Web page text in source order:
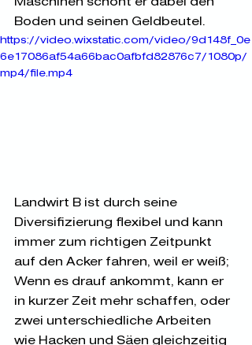
Maschinen schont er dabei den
Boden und seinen Geldbeutel.
https://video.wixstatic.com/video/9d148f_0e
6e17086af54a66bac0afbfd82876c7/1080p/
mp4/file.mp4
Landwirt B ist durch seine
Diversifizierung flexibel und kann
immer zum richtigen Zeitpunkt
auf den Acker fahren, weil er weiß;
Wenn es drauf ankommt, kann er
in kurzer Zeit mehr schaffen, oder
zwei unterschiedliche Arbeiten
wie Hacken und Säen gleichzeitig